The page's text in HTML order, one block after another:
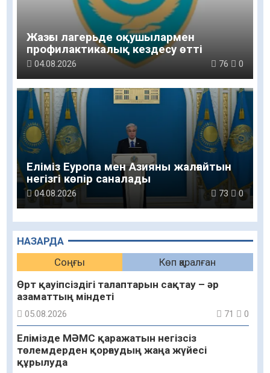
НАЗАРДА
Соңғы
Көп қаралған
Өрт қауіпсіздігі талаптарын сақтау – әр
азаматтың міндеті
05.08.2026 71 0
Елімізде МӘМС қаражатын негізсіз
төлемдерден қорғаудың жаңа жүйесі
құрылуда
Жазғы лагерьде оқушылармен
профилактикалық кездесу өтті
04.08.2026 76 0
Еліміз Еуропа мен Азияны жалғайтын
негізгі көпір саналады
04.08.2026 73 0